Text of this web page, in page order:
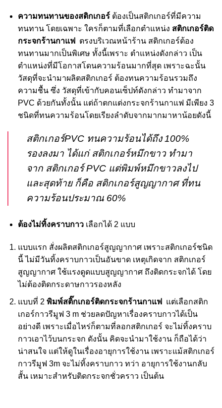
ความทนทานของสติกเกอร์ ต้องเป็นสติกเกอร์ที่มีความ
ทนทาน โดยเฉพาะ ใครก็ตามที่เลือกตำแหน่ง สติกเกอร์ติด
กระจกร้านกาแฟ ตรงบริเวณหน้าร้าน สติกเกอร์ต้อง
ทนทานมากเป็นพิเศษ ทั้งนี้เพราะ ตำแหน่งดังกล่าว เป็น
ตำแหน่งที่มีโอกาสโดนความร้อนมากที่สุด เพราะฉะนั้น
วัสดุที่จะนำมาผลิตสติกเกอร์ ต้องทนความร้อนรวมถึง
ความชื้น ซึ่ง วัสดุที่เข้ากับคอนเซ็ปท์ดังกล่าว ทำมาจาก
PVC ด้วยกันทั้งนั้น แต่ถ้าตกแต่งกระจกร้านกาแฟ มีเพียง 3
ชนิดที่ทนความร้อนโดยเรียงลำดับจากมากมาหาน้อยดังนี้
สติกเกอร์PVC ทนความร้อนได้ถึง 100%
รองลงมา ได้แก่ สติกเกอร์หมึกขาว ทำมา
จาก สติกเกอร์ PVC แต่พิมพ์หมึกขาวลงไป
และสุดท้าย ก็คือ สติกเกอร์สูญญากาศ ที่ทน
ความร้อนประมาณ 60%
ต้องไม่ทิ้งคราบกาว เลือกได้ 2 แบบ
แบบแรก สั่งผลิตสติกเกอร์สูญญากาศ เพราะสติกเกอร์ชนิด
นี้ ไม่มีวันทิ้งคราบกาวเป็นอันขาด เหตุเกิดจาก สติกเกอร์
สูญญากาศ ใช้แรงดูดแบบสูญญากาศ ถึงติดกระจกได้ โดย
ไม่ต้องติดกระดาษกาวรองหลัง
แบบที่ 2 พิมพ์สติ๊กเกอร์ติดกระจกร้านกาแฟ แต่เลือกสติก
เกอร์กาวรีมูฟ 3 m ช่วยลดปัญหาเรื่องคราบกาวได้เป็น
อย่างดี เพราะเมื่อไหร่ก็ตามที่ลอกสติกเกอร์ จะไม่ทิ้งคราบ
กาวเอาไว้บนกระจก ดังนั้น คิดจะนำมาใช้งาน ก็ถือได้ว่า
น่าสนใจ แต่ให้ดูในเรื่องอายุการใช้งาน เพราะแม้สติกเกอร์
กาวรีมูฟ 3m จะไม่ทิ้งคราบกาว ทว่า อายุการใช้งานกลับ
สั้น เหมาะสำหรับติดกระจกชั่วคราว เป็นต้น